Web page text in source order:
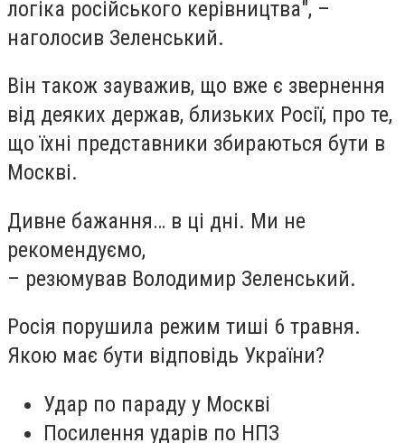
логіка російського керівництва", –
наголосив Зеленський.
Він також зауважив, що вже є звернення
від деяких держав, близьких Росії, про те,
що їхні представники збираються бути в
Москві.
Дивне бажання… в ці дні. Ми не
рекомендуємо,
– резюмував Володимир Зеленський.
Росія порушила режим тиші 6 травня.
Якою має бути відповідь України?
Удар по параду у Москві
Посилення ударів по НПЗ